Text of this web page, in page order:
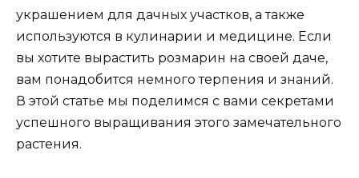
украшением для дачных участков, а также
используются в кулинарии и медицине. Если
вы хотите вырастить розмарин на своей даче,
вам понадобится немного терпения и знаний.
В этой статье мы поделимся с вами секретами
успешного выращивания этого замечательного
растения.